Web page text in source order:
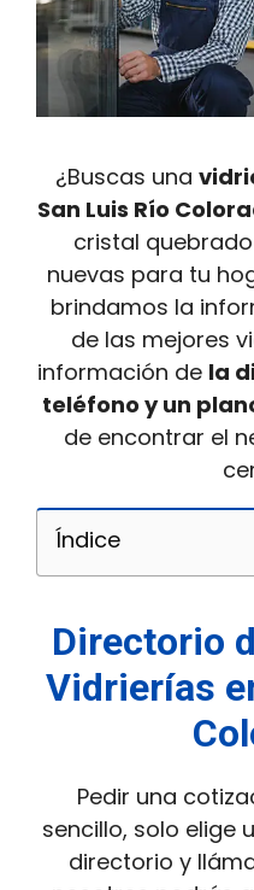
¿Buscas una
San Luis Río
cristal
nuevas para tu
brindamos la
de las mejores
información de la
teléfono y un
de encontrar el
Índice
Directorio
Vidrierías
Pedir una
sencillo, solo elige
directorio y